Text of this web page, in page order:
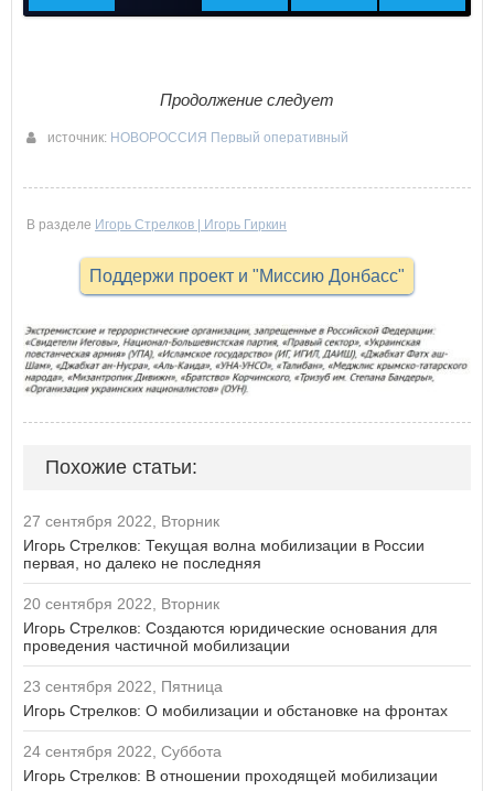
Продолжение следует
источник: НОВОРОССИЯ Первый оперативный
В разделе Игорь Стрелков | Игорь Гиркин
Поддержи проект и "Миссию Донбасс"
Похожие статьи:
27 сентября 2022, Вторник
Игорь Стрелков: Текущая волна мобилизации в России
первая, но далеко не последняя
20 сентября 2022, Вторник
Игорь Стрелков: Создаются юридические основания для
проведения частичной мобилизации
23 сентября 2022, Пятница
Игорь Стрелков: О мобилизации и обстановке на фронтах
24 сентября 2022, Суббота
Игорь Стрелков: В отношении проходящей мобилизации